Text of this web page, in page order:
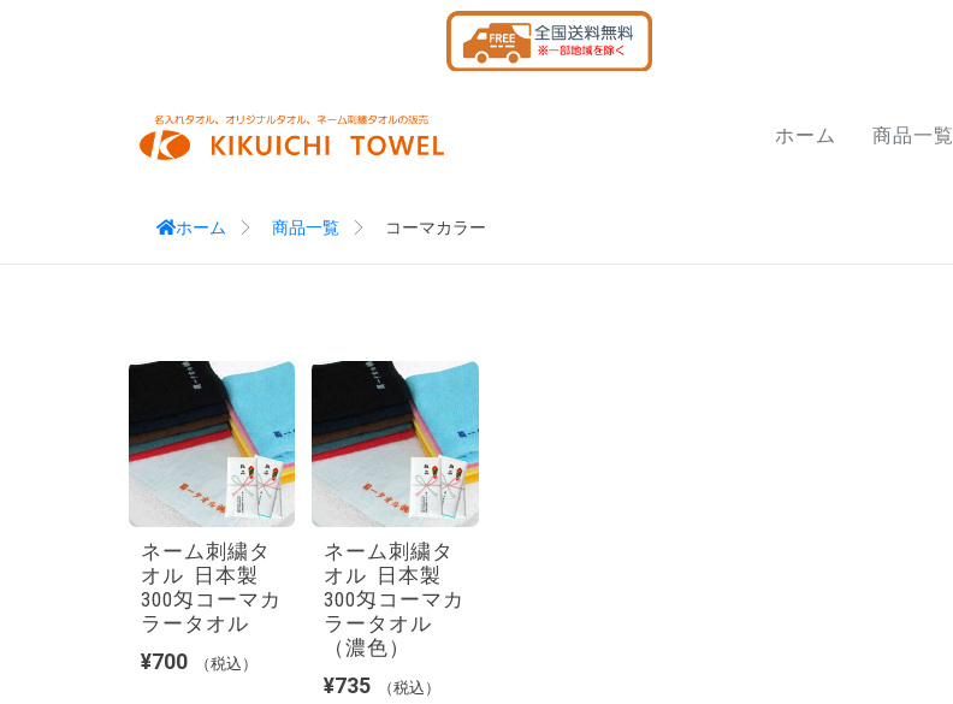
ホーム 商品一覧
ホーム 商品一覧 コーマカラー
ネーム刺繍タ
オル 日本製
300匁コーマカ
ラータオル
¥700 （税込）
ネーム刺繍タ
オル 日本製
300匁コーマカ
ラータオル
（濃色）
¥735 （税込）